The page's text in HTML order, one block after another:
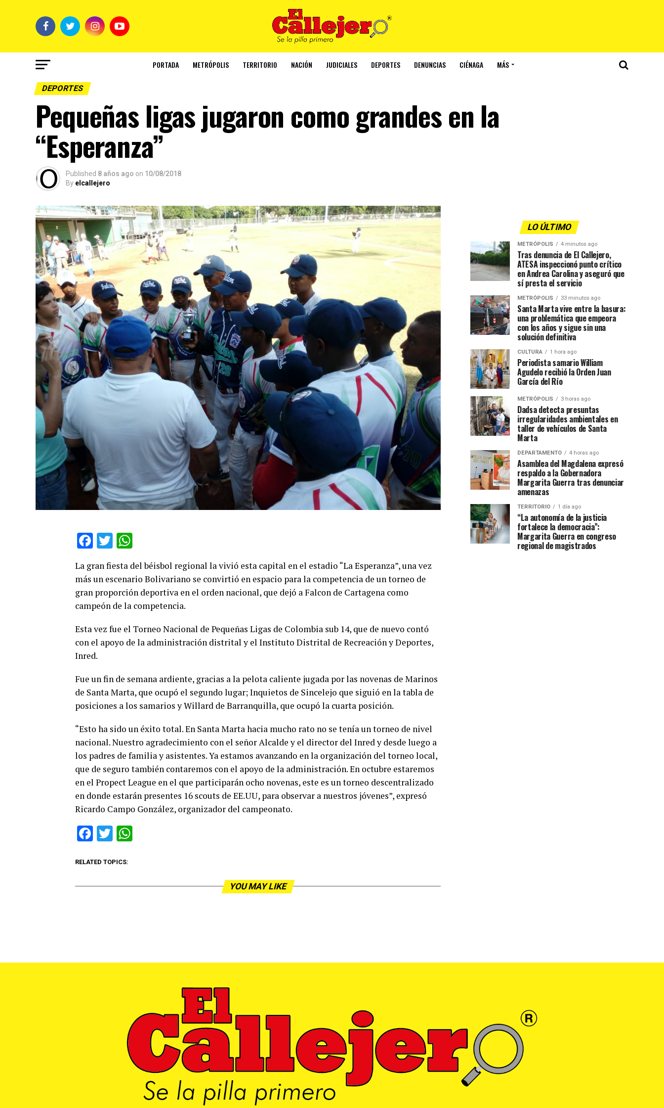
PORTADA METRÓPOLIS TERRITORIO NACIÓN JUDICIALES DEPORTES DENUNCIAS CIÉNAGA MÁS
DEPORTES
Pequeñas ligas jugaron como grandes en la
“Esperanza”
Published 8 años ago on 10/08/2018
By elcallejero
Facebook
Twitter
La gran fiesta del béisbol regional la vivió esta capital en el estadio “La Esperanza”, una vez
más un escenario Bolivariano se convirtió en espacio para la competencia de un torneo de
gran proporción deportiva en el orden nacional, que dejó a Falcon de Cartagena como
campeón de la competencia.
Esta vez fue el Torneo Nacional de Pequeñas Ligas de Colombia sub 14, que de nuevo contó
con el apoyo de la administración distrital y el Instituto Distrital de Recreación y Deportes,
Inred.
Fue un fin de semana ardiente, gracias a la pelota caliente jugada por las novenas de Marinos
de Santa Marta, que ocupó el segundo lugar; Inquietos de Sincelejo que siguió en la tabla de
posiciones a los samarios y Willard de Barranquilla, que ocupó la cuarta posición.
“Esto ha sido un éxito total. En Santa Marta hacia mucho rato no se tenía un torneo de nivel
nacional. Nuestro agradecimiento con el señor Alcalde y el director del Inred y desde luego a
los padres de familia y asistentes. Ya estamos avanzando en la organización del torneo local,
que de seguro también contaremos con el apoyo de la administración. En octubre estaremos
en el Propect League en el que participarán ocho novenas, este es un torneo descentralizado
en donde estarán presentes 16 scouts de EE.UU, para observar a nuestros jóvenes”, expresó
Ricardo Campo González, organizador del campeonato.
Facebook
Twitter
RELATED TOPICS:
YOU MAY LIKE
LO ÚLTIMO
METRÓPOLIS 4 minutos ago
Tras denuncia de El Callejero,
ATESA inspeccionó punto crítico
en Andrea Carolina y aseguró que
sí presta el servicio
METRÓPOLIS 33 minutos ago
Santa Marta vive entre la basura:
una problemática que empeora
con los años y sigue sin una
solución definitiva
CULTURA 1 hora ago
Periodista samario William
Agudelo recibió la Orden Juan
García del Río
METRÓPOLIS 3 horas ago
Dadsa detecta presuntas
irregularidades ambientales en
taller de vehículos de Santa
Marta
DEPARTAMENTO 4 horas ago
Asamblea del Magdalena expresó
respaldo a la Gobernadora
Margarita Guerra tras denunciar
amenazas
TERRITORIO 1 día ago
“La autonomía de la justicia
fortalece la democracia”:
Margarita Guerra en congreso
regional de magistrados